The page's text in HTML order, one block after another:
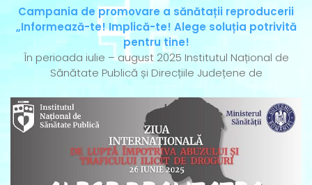
Campania de promovare a sănătații reproducerii
„Informează-te! Implică-te! Alege soluția potrivită
pentru tine!
În perioada iulie – august 2025 Institutul Național de
Sănătate Publică și Direcțiile Județene de